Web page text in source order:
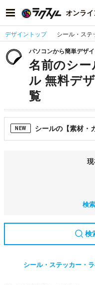
オンラ
デザイントップ シール・ステ
パソコンから簡単デザ
名前のシ
ル 無料デ
覧
NEW シールの【素材・
検
検
シール・ステッカー・